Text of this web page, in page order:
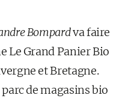
Bompardva faire
Le Grand Panier Bio
et Bretagne.
de magasins bio